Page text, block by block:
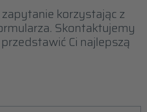
korzystając z
Skontaktujemy
Ci najlepszą